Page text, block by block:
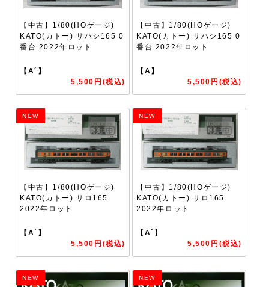
【中古】1/80(HOゲージ)
KATO(カトー) サハシ165 0
番台 2022年ロット
【A´】
5,500円(税込)
【中古】1/80(HOゲージ)
KATO(カトー) サハシ165 0
番台 2022年ロット
【A】
5,500円(税込)
NEW
【中古】1/80(HOゲージ)
KATO(カトー) サロ165
2022年ロット
【A´】
5,500円(税込)
NEW
【中古】1/80(HOゲージ)
KATO(カトー) サロ165
2022年ロット
【A´】
5,500円(税込)
NEW NEW